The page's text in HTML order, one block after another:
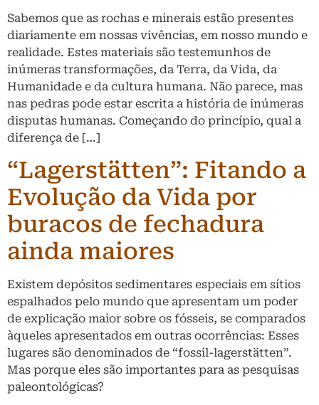
Sabemos que as rochas e minerais estão presentes
diariamente em nossas vivências, em nosso mundo e
realidade. Estes materiais são testemunhos de
inúmeras transformações, da Terra, da Vida, da
Humanidade e da cultura humana. Não parece, mas
nas pedras pode estar escrita a história de inúmeras
disputas humanas. Começando do princípio, qual a
diferença de […]
“Lagerstätten”: Fitando a
Evolução da Vida por
buracos de fechadura
ainda maiores
Existem depósitos sedimentares especiais em sítios
espalhados pelo mundo que apresentam um poder
de explicação maior sobre os fósseis, se comparados
àqueles apresentados em outras ocorrências: Esses
lugares são denominados de “fossil-lagerstätten”.
Mas porque eles são importantes para as pesquisas
paleontológicas?